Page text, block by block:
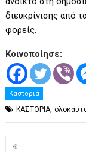
διευκρίνισης από
φορείς.
Κοινοποίησε:
Καστοριά
ΚΑΣΤΟΡΙΑ,
Πλοήγηση